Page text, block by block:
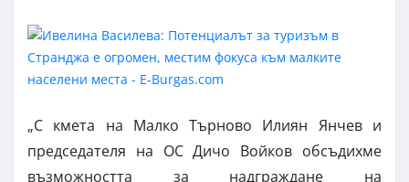
„С кмета на Малко Търново Илиян Янчев и
председателя на ОС Дичо Войков обсъдихме
възможността за надграждане на